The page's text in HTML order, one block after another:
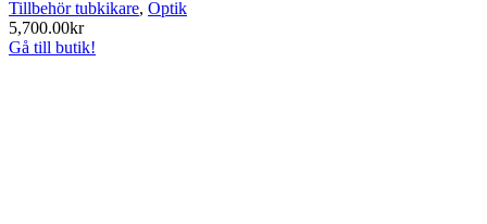
Tillbehör tubkikare, Optik
5,700.00kr
Gå till butik!